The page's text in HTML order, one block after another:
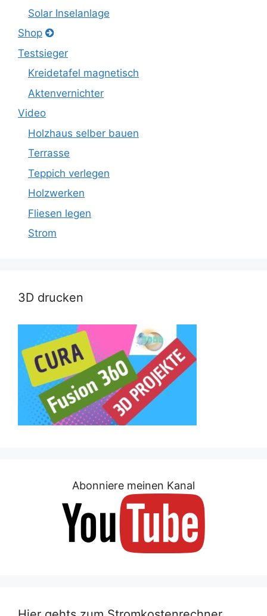
Solar Inselanlage
Shop
Testsieger
Kreidetafel magnetisch
Aktenvernichter
Video
Holzhaus selber bauen
Terrasse
Teppich verlegen
Holzwerken
Fliesen legen
Strom
3D drucken
Abonniere meinen Kanal